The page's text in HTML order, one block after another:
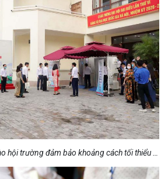
hội trường đảm bảo khoảng cách tối thiểu …